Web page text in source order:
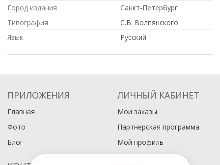
Город издания
Санкт-Петербург
Типография
С.В. Волпянского
Язык
Русский
ПРИЛОЖЕНИЯ
Главная
Фото
Блог
ЛИЧНЫЙ КАБИНЕТ
Мои заказы
Партнерская программа
Мой профиль